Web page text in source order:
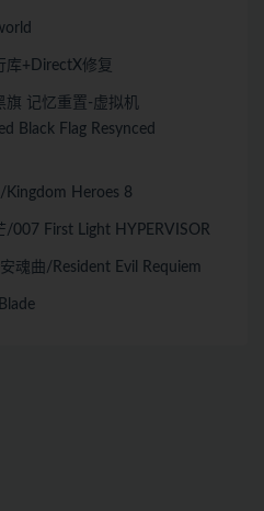
库+DirectX修复
旗 记忆重置-虚拟机
Black Flag Resynced
Kingdom Heroes 8
/007 First Light HYPERVISOR
魂曲/Resident Evil Requiem